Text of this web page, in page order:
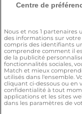
Rencontre à
un bon
Je me suis
Centre de
Nous et nos 1 partenaires
des informations sur
compris des identifiants
comprendre comment il
de la publicité
fonctionnalités sociales,
Match et mieux
utilisés dans l'ensemble.
cliquant ci-dessous ou en
confidentialité à tout
applications et les sites
dans les paramètres de